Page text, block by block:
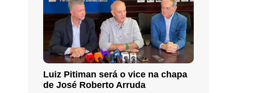
Luiz Pitiman será o vice na chapa
de José Roberto Arruda